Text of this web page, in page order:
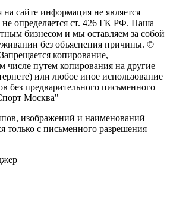
сайте информация не является
определяется ст. 426 ГК РФ. Наша
бизнесом и мы оставляем за собой
без объяснения причины. ©
копирование,
числе путем копирования на другие
или любое иное использование
без предварительного письменного
Москва"
изображений и наименований
только с письменного разрешения